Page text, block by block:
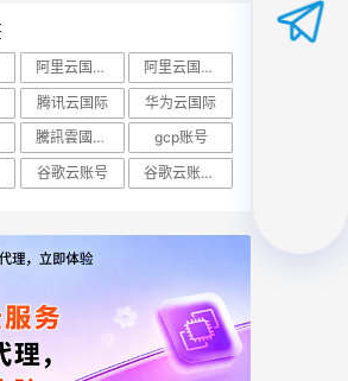
阿里云国际账号
阿里云国际站
腾讯云国际
华为云国际
騰訊雲國際站
gcp账号
谷歌云账号 谷歌云账号购买